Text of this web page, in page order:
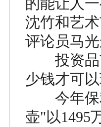
沈竹和艺
评论员马
投资品
少钱才可
今年保
壶"以1495